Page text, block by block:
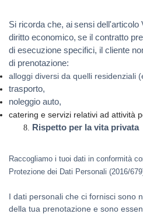
Si ricorda che, aisensi dell'articolo
diritto economico, se il contratto
di esecuzione specifici, il cliente
di prenotazione:
alloggi diversi da quelli residenziali
trasporto,
noleggio auto,
catering e servizi relativi ad attività
Rispetto per la vita privata
Raccogliamo i tuoi dati in conformità
Protezione dei Dati Personali (2016/
I dati personali che ci fornisci sono
della tua prenotazione e sono